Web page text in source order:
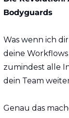
Bodyguards
Was wenn ich
deine
zumindest alle
dein Team
Genau das